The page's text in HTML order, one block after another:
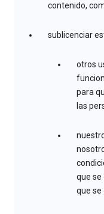
contenido,
sublicenciar
otros
para
las
que se
que se